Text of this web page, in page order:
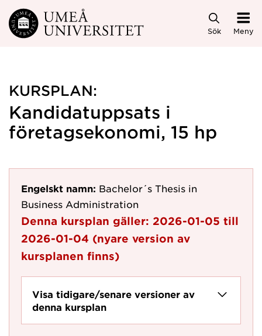
Hoppa direkt till innehållet
Sök Meny
KURSPLAN:
Kandidatuppsats i
företagsekonomi, 15 hp
Engelskt namn: Bachelor´s Thesis in
Business Administration
Denna kursplan gäller: 2026-01-05 till
2026-01-04 (nyare version av
kursplanen finns)
Visa tidigare/senare versioner av
denna kursplan